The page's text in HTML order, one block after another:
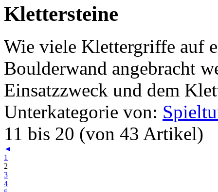
Klettersteine
Wie viele Klettergriffe auf
Boulderwand angebracht
Einsatzzweck und dem
Unterkategorie von:
11 bis 20 (von 43 Artikel)
◄
1
2
3
4